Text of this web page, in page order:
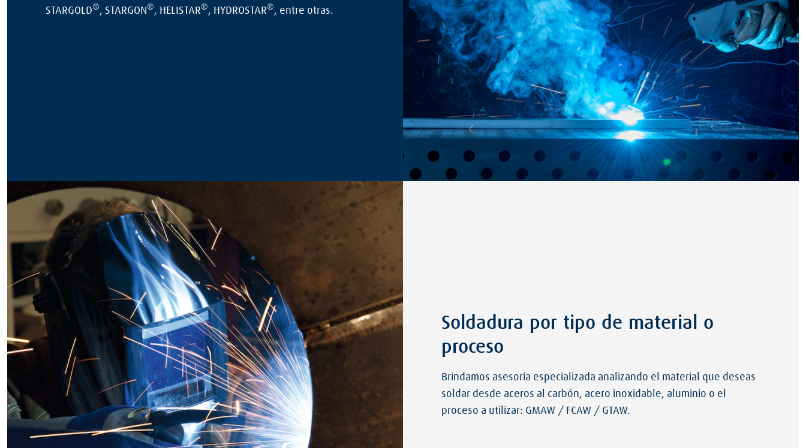
STARGOLD®, STARGON ®, HELISTAR®, HYDROSTAR®, entre otras.
Soldadura por tipo de material o
proceso
Brindamos asesoría especializada analizando el material que deseas
soldar desde aceros al carbón, acero inoxidable, aluminio o el
proceso a utilizar: GMAW / FCAW / GTAW.